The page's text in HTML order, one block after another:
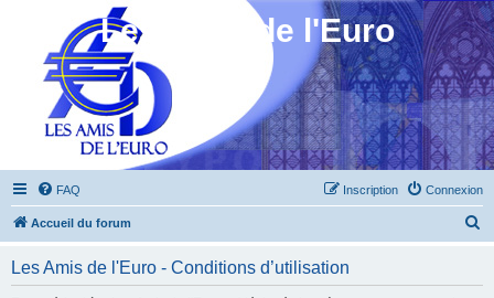
Les Amis de l'Euro
FAQ Connexion
Inscription
Accueil du forum
Les Amis de l'Euro - Conditions d’utilisation